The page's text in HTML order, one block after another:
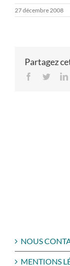
27 décembre 2008
Partagez
Facebook
Twitter
NOUS
MENTIONS